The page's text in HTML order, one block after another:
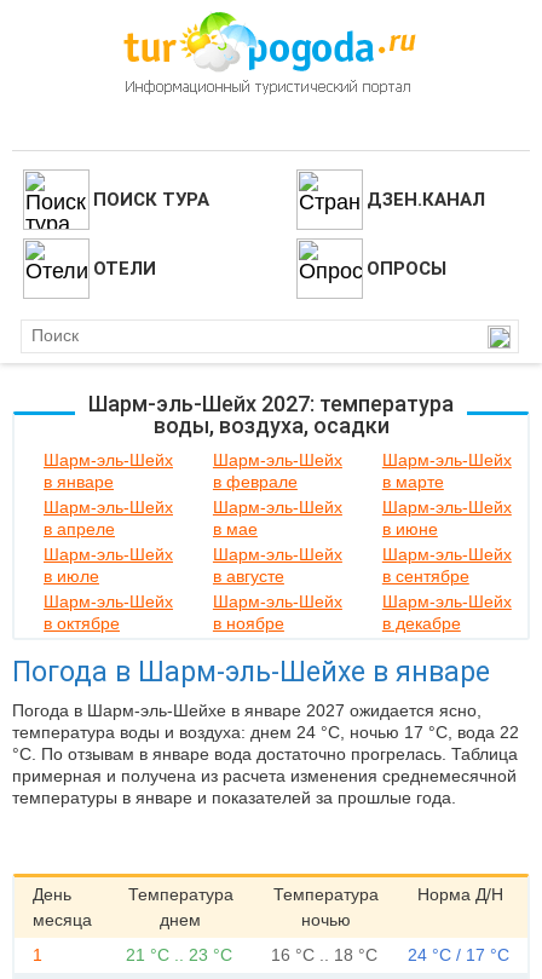
ПОИСК ТУРА ДЗЕН.КАНАЛ
ОТЕЛИ ОПРОСЫ
Шарм-эль-Шейх 2027: температура
воды, воздуха, осадки
Шарм-эль-Шейх
в январе
Шарм-эль-Шейх
в феврале
Шарм-эль-Шейх
в марте
Шарм-эль-Шейх
в апреле
Шарм-эль-Шейх
в мае
Шарм-эль-Шейх
в июне
Шарм-эль-Шейх
в июле
Шарм-эль-Шейх
в августе
Шарм-эль-Шейх
в сентябре
Шарм-эль-Шейх
в октябре
Шарм-эль-Шейх
в ноябре
Шарм-эль-Шейх
в декабре
Погода в Шарм-эль-Шейхе в январе
Погода в Шарм-эль-Шейхе в январе 2027 ожидается ясно,
температура воды и воздуха: днем 24 °C, ночью 17 °C, вода 22
°C. По отзывам в январе вода достаточно прогрелась. Таблица
примерная и получена из расчета изменения среднемесячной
температуры в январе и показателей за прошлые года.
День
месяца
Температура
днем
Температура
ночью
Норма Д/Н
1 21 °C .. 23 °C 16 °C .. 18 °C
24 °C / 17 °C